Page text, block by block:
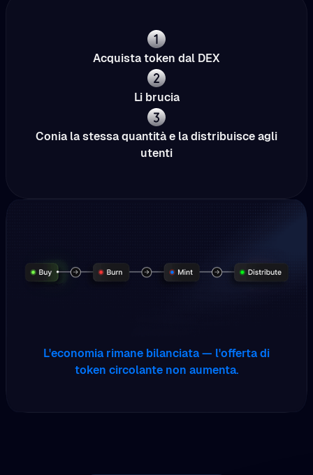
Acquista token dal DEX
Li brucia
Conia la stessa quantità e la distribuisce agli
utenti
L'economia rimane bilanciata — l'offerta di
token circolante non aumenta.